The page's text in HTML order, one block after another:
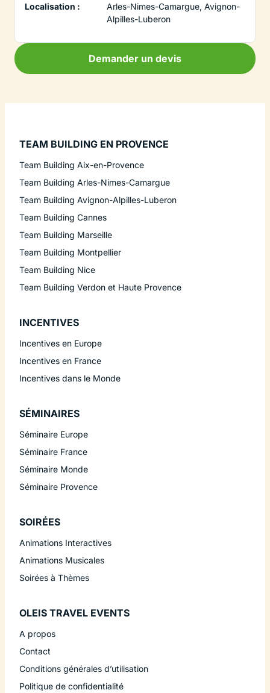
Localisation :
Arles-Nimes-Camargue, Avignon-
Alpilles-Luberon
Demander un devis
TEAM BUILDING EN PROVENCE
Team Building Aix-en-Provence
Team Building Arles-Nimes-Camargue
Team Building Avignon-Alpilles-Luberon
Team Building Cannes
Team Building Marseille
Team Building Montpellier
Team Building Nice
Team Building Verdon et Haute Provence
INCENTIVES
Incentives en Europe
Incentives en France
Incentives dans le Monde
SÉMINAIRES
Séminaire Europe
Séminaire France
Séminaire Monde
Séminaire Provence
SOIRÉES
Animations Interactives
Animations Musicales
Soirées à Thèmes
OLEIS TRAVEL EVENTS
A propos
Contact
Conditions générales d’utilisation
Politique de confidentialité